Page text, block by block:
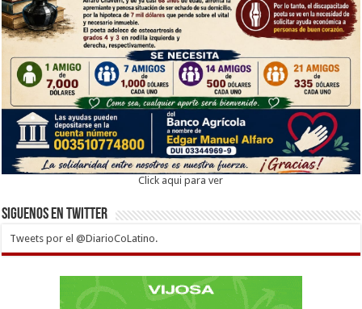
Click aqui para ver
Siguenos en twitter
Tweets por el @DiarioCoLatino.